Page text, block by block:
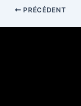
PRÉCÉDENT